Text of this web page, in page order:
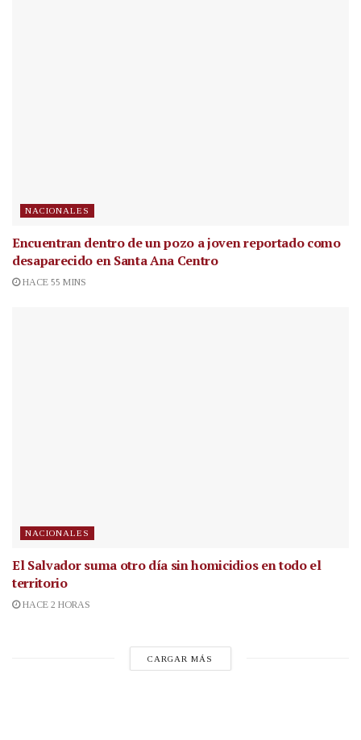
NACIONALES
Encuentran dentro de un pozo a joven reportado como
desaparecido en Santa Ana Centro
HACE 55 MINS
NACIONALES
El Salvador suma otro día sin homicidios en todo el
territorio
HACE 2 HORAS
CARGAR MÁS